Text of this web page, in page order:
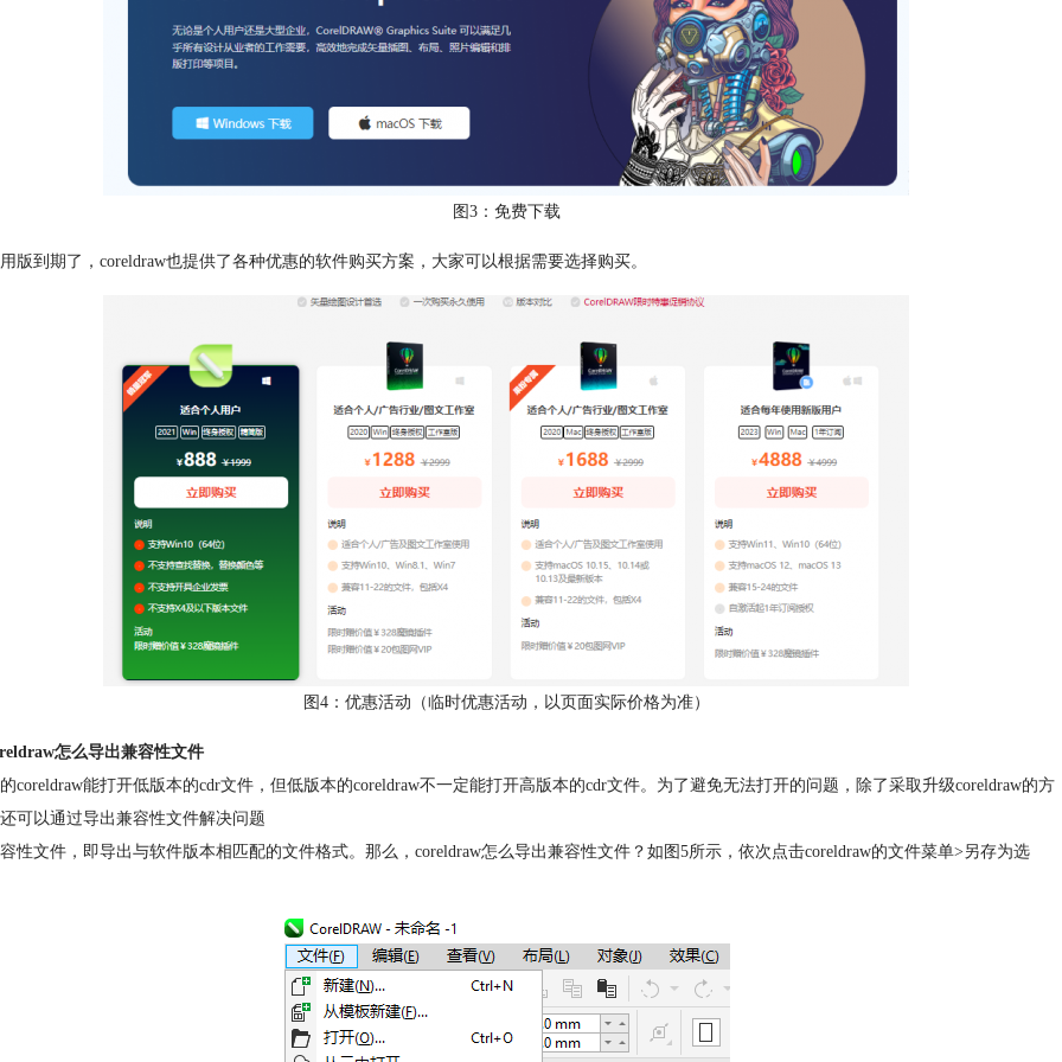
图3：免费下载
版到期了，coreldraw也提供了各种优惠的软件购买方案，大家可以根据需要选择购买。
图4：优惠活动（临时优惠活动，以页面实际价格为准）
怎么导出兼容性文件
coreldraw能打开低版本的cdr文件，但低版本的coreldraw不一定能打开高版本的cdr文件。为了避免无法打开的问题，除了采取升级coreldraw的方
可以通过导出兼容性文件解决问题
性文件，即导出与软件版本相匹配的文件格式。那么，coreldraw怎么导出兼容性文件？如图5所示，依次点击coreldraw的文件菜单>另存为选